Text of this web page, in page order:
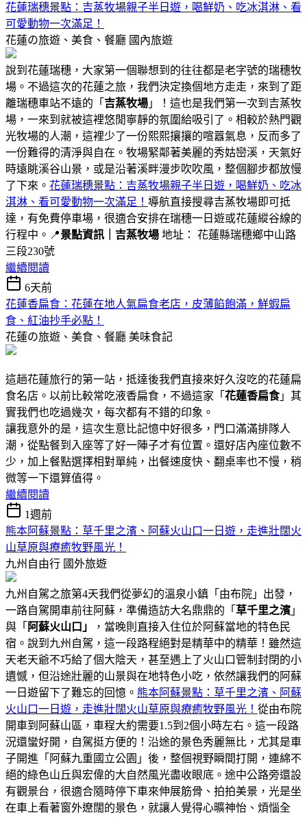
花蓮瑞穗景點：吉蒸牧場親子半日遊，喝鮮奶、吃冰淇淋、看
可愛動物一次滿足！
花蓮の旅遊、美食、餐廳 國內旅遊
說到花蓮瑞穗，大家第一個聯想到的往往都是老字號的瑞穗牧
場。不過這次的花蓮之旅，我們決定換個地方走走，來到了距
離瑞穗車站不遠的「 吉蒸牧場 」！這也是我們第一次到吉蒸牧
場，一來到就被這裡悠閒寧靜的氛圍給吸引了。相較於熱門觀
光牧場的人潮，這裡少了一份熙熙攘攘的喧囂氣息，反而多了
一份難得的清淨與自在。牧場緊鄰著美麗的秀姑巒溪，天氣好
時遠眺溪谷山景，或是沿著溪畔漫步吹吹風，整個腳步都放慢
了下來。 花蓮瑞穗景點：吉蒸牧場親子半日遊，喝鮮奶、吃冰
淇淋、看可愛動物一次滿足！ 導航直接搜尋吉蒸牧場即可抵
達，有免費停車場，很適合安排在瑞穗一日遊或花蓮縱谷線的
行程中。📍景點資訊｜吉蒸牧場 地址： 花蓮縣瑞穗鄉中山路
三段230號
繼續閱讀
6天前
花蓮香扁食：花蓮在地人氣扁食老店，皮薄餡飽滿，鮮蝦扁
食、紅油抄手必點！
花蓮の旅遊、美食、餐廳 美味食記
這趟花蓮旅行的第一站，抵達後我們直接來好久沒吃的花蓮扁
食名店。以前比較常吃液香扁食，不過這家「 花蓮香扁食」其
實我們也吃過幾次，每次都有不錯的印象。
讓我意外的是，這次生意比記憶中好很多，門口滿滿排隊人
潮，從點餐到入座等了好一陣子才有位置。還好店內座位數不
少，加上餐點選擇相對單純，出餐速度快、翻桌率也不慢，稍
微等一下還算值得。
繼續閱讀
1週前
熊本阿蘇景點：草千里之濱、阿蘇火山口一日遊，走進壯闊火
山草原與療癒牧野風光！
九州自由行 國外旅遊
九州自駕之旅第4天我們從夢幻的溫泉小鎮「由布院」出發，
一路自駕開車前往阿蘇，準備造訪大名鼎鼎的「 草千里之濱 」
與「 阿蘇火山口」
，當晚則直接入住位於阿蘇當地的特色民
宿。說到九州自駕，這一段路程絕對是精華中的精華！雖然這
天老天爺不巧給了個大陰天，甚至遇上了火山口管制封閉的小
遺憾，但沿途壯麗的山景與在地特色小吃，依然讓我們的阿蘇
一日遊留下了難忘的回憶。 熊本阿蘇景點：草千里之濱、阿蘇
火山口一日遊，走進壯闊火山草原與療癒牧野風光！ 從由布院
開車到阿蘇山區，車程大約需要1.5到2個小時左右。這一段路
況還蠻好開，自駕挺方便的！沿途的景色秀麗無比，尤其是車
子開進「阿蘇九重國立公園」後，整個視野瞬間打開，連綿不
絕的綠色山丘與宏偉的大自然風光盡收眼底。途中公路旁還設
有觀景台，很適合隨時停下車來伸展筋骨、拍拍美景，光是坐
在車上看著窗外遼闊的景色，就讓人覺得心曠神怡、煩惱全